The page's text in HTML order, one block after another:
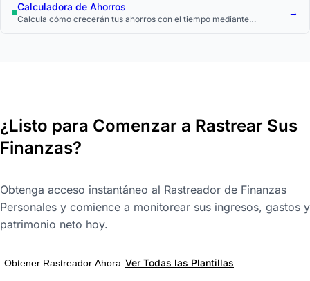
Calculadora de Ahorros
Calcula cómo crecerán tus ahorros con el tiempo mediante
→
¿Listo para Comenzar a Rastrear Sus
Finanzas?
Obtenga acceso instantáneo al Rastreador de Finanzas
Personales y comience a monitorear sus ingresos, gastos y
patrimonio neto hoy.
Obtener Rastreador Ahora Ver Todas las Plantillas